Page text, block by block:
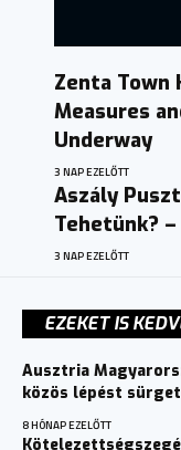
Zenta Town
Measures
Underway
3 NAP EZELŐTT
Aszály
Tehetünk?
3 NAP EZELŐTT
EZEKET IS
Ausztria
közös lépést
8 HÓNAP EZELŐTT